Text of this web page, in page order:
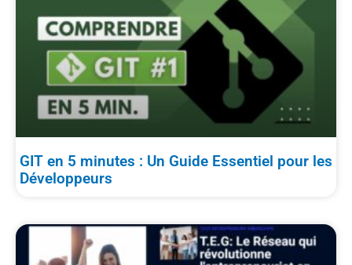
GIT en 5 minutes : Un Guide Essentiel pour les
Développeurs